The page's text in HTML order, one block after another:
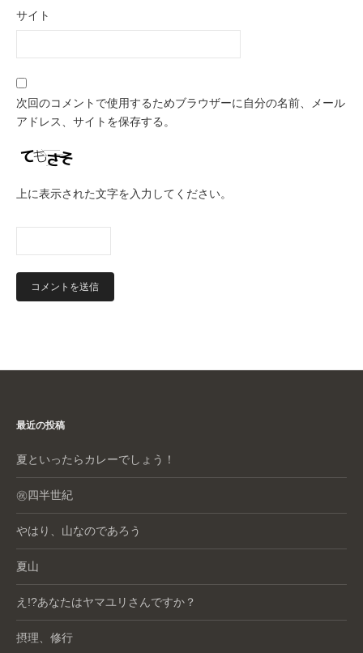
サイト
次回のコメントで使用するためブラウザーに自分の名前、メール
アドレス、サイトを保存する。
上に表示された文字を入力してください。
最近の投稿
夏といったらカレーでしょう！
㊗️四半世紀
やはり、山なのであろう
夏山
え!?あなたはヤマユリさんですか？
摂理、修行